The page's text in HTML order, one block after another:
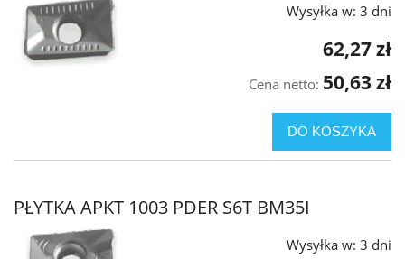
Wysyłka w: 3 dni
62,27 zł
Cena netto: 50,63 zł
DO KOSZYKA
PŁYTKA APKT 1003 PDER S6T BM35I
Wysyłka w: 3 dni